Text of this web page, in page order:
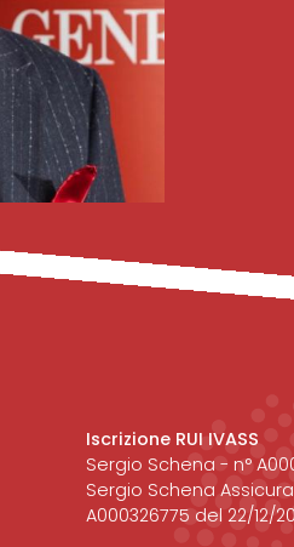
Iscrizione RUI IVASS
Sergio Schena - n°
Sergio Schena
A000326775 del 22/12/